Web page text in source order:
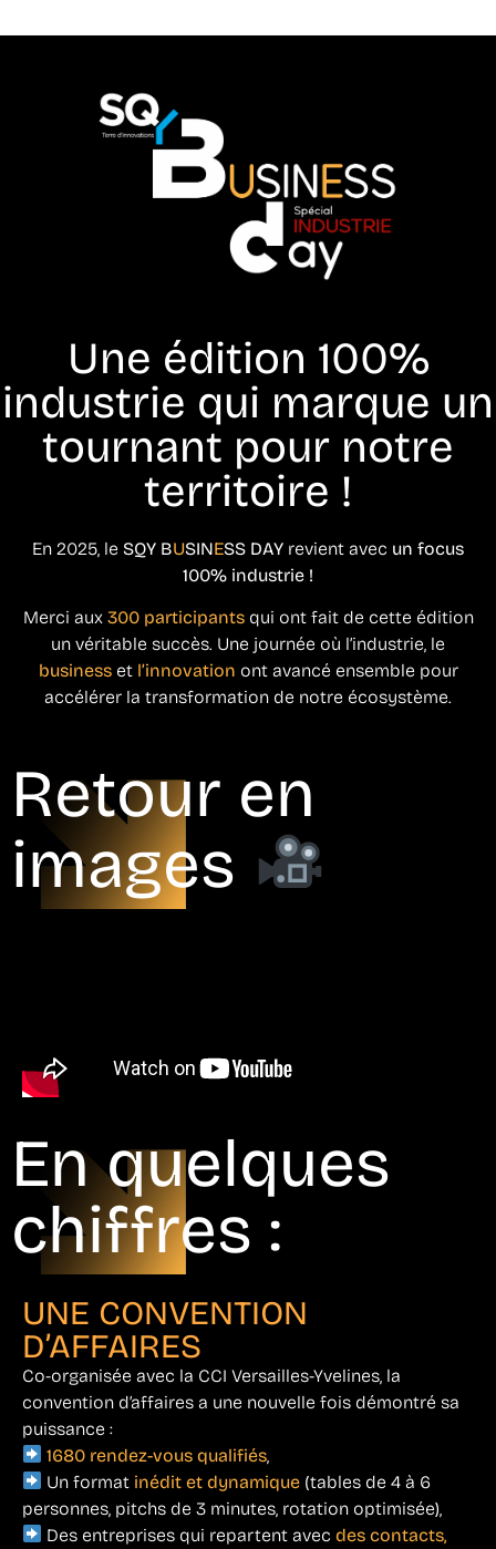
Une édition 100%
industrie qui marque un
tournant pour notre
territoire !
En 2025, le SQY BUSINESS DAY revient avec un focus
100% industrie !
Merci aux 300 participantsqui ont fait de cette édition
un véritable succès. Une journée où l’industrie, le
businesset l’innovation ont avancé ensemble pour
accélérer la transformation de notre écosystème.
Retour en
images
En quelques
chiffres :
UNE CONVENTION
D’AFFAIRES
Co-organisée avec la CCI Versailles-Yvelines, la
convention d’affaires a une nouvelle fois démontré sa
puissance :
1680 rendez-vous qualifiés,
Un format inédit et dynamique (tables de 4 à 6
personnes, pitchs de 3 minutes, rotation optimisée),
Des entreprises qui repartent avecdes contacts,